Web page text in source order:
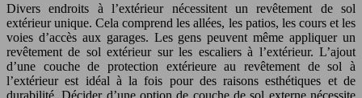
Divers endroits à l’extérieur nécessitent un revêtement de sol
extérieur unique. Cela comprend les allées, les patios, les cours et les
voies d’accès aux garages. Les gens peuvent même appliquer un
revêtement de sol extérieur sur les escaliers à l’extérieur. L’ajout
d’une couche de protection extérieure au revêtement de sol à
l’extérieur est idéal à la fois pour des raisons esthétiques et de
durabilité. Décider d’une option de couche de sol externe nécessite